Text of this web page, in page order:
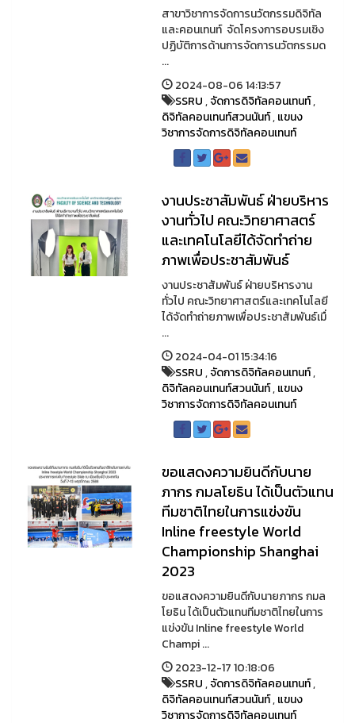
สาขาวิชาการจัดการนวัตกรรมดิจิทัล
และคอนเทนท์ จัดโครงการอบรมเชิง
ปฏิบัติการด้านการจัดการนวัตกรรมด
...
2024-08-06 14:13:57
SSRU,จัดการดิจิทัลคอนเทนท์,
ดิจิทัลคอนเทนท์สวนนันท์,แขนง
วิชาการจัดการดิจิทัลคอนเทนท์
งานประชาสัมพันธ์ ฝ่ายบริหาร
งานทั่วไป คณะวิทยาศาสตร์
และเทคโนโลยีได้จัดทำถ่าย
ภาพเพื่อประชาสัมพันธ์
งานประชาสัมพันธ์ ฝ่ายบริหารงาน
ทั่วไป คณะวิทยาศาสตร์และเทคโนโลยี
ได้จัดทำถ่ายภาพเพื่อประชาสัมพันธ์เมื่
...
2024-04-01 15:34:16
SSRU,จัดการดิจิทัลคอนเทนท์,
ดิจิทัลคอนเทนท์สวนนันท์,แขนง
วิชาการจัดการดิจิทัลคอนเทนท์
ขอแสดงความยินดีกับนาย
ภากร กมลโยธิน ได้เป็นตัวแทน
ทีมชาติไทยในการแข่งขัน
Inline freestyle World
Championship Shanghai
2023
ขอแสดงความยินดีกับนายภากร กมล
โยธิน ได้เป็นตัวแทนทีมชาติไทยในการ
แข่งขัน Inline freestyle World
Champi ...
2023-12-17 10:18:06
SSRU,จัดการดิจิทัลคอนเทนท์,
ดิจิทัลคอนเทนท์สวนนันท์,แขนง
วิชาการจัดการดิจิทัลคอนเทนท์